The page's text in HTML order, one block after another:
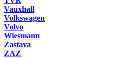
Vauxhall
Volkswagen
Volvo
Wiesmann
Zastava
ZAZ